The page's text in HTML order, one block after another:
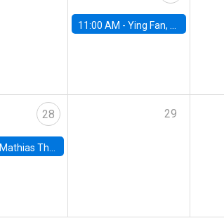
11:00 AM -Ying Fan, University of Michigan
28
Mathias Thoenig, University of Lausanne
29